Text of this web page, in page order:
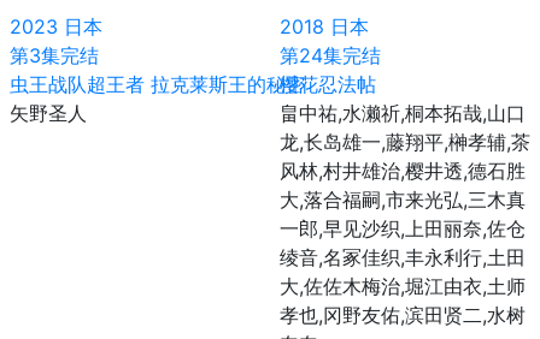
2023 日本
第3集完结
虫王战队超王者 拉克莱斯王的秘密
矢野圣人
2018 日本
第24集完结
樱花忍法帖
畠中祐,水濑祈,桐本拓哉,山口
龙,长岛雄一,藤翔平,榊孝辅,茶
风林,村井雄治,樱井透,德石胜
大,落合福嗣,市来光弘,三木真
一郎,早见沙织,上田丽奈,佐仓
绫音,名冢佳织,丰永利行,土田
大,佐佐木梅治,堀江由衣,土师
孝也,冈野友佑,滨田贤二,水树